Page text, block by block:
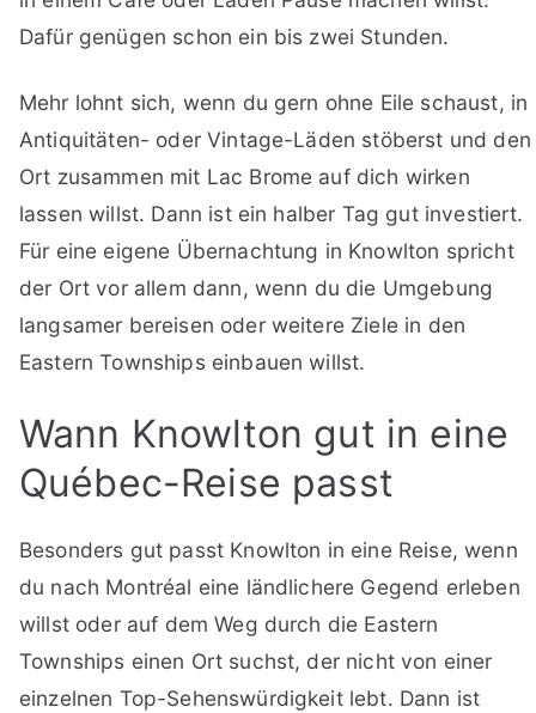
Dafür genügen schon ein bis zwei Stunden.
Mehr lohnt sich, wenn du gern ohne Eile schaust, in
Antiquitäten- oder Vintage-Läden stöberst und den
Ort zusammen mit Lac Brome auf dich wirken
lassen willst. Dann ist ein halber Tag gut investiert.
Für eine eigene Übernachtung in Knowlton spricht
der Ort vor allem dann, wenn du die Umgebung
langsamer bereisen oder weitere Ziele in den
Eastern Townships einbauen willst.
Wann Knowlton gut in eine
Québec-Reise passt
Besonders gut passt Knowlton in eine Reise, wenn
du nach Montréal eine ländlichere Gegend erleben
willst oder auf dem Weg durch die Eastern
Townships einen Ort suchst, der nicht von einer
einzelnen Top-Sehenswürdigkeit lebt. Dann ist